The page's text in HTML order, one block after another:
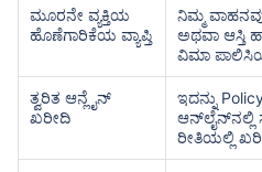
ಮೂರನೇ ವ್ಯಕ್ತಿಯ
ಹೊಣೆಗಾರಿಕೆಯ ವ್ಯಾಪ್ತಿ
ನಿಮ್ಮ
ಅಥವಾ ಆಸ್ತಿ
ವಿಮಾ
ತ್ವರಿತ ಆನ್ಲೈನ್
ಖರೀದಿ
ಇದನ್ನು
ಆನ್‌ಲೈನ್‌ನಲ್ಲಿ
ರೀತಿಯಲ್ಲಿ